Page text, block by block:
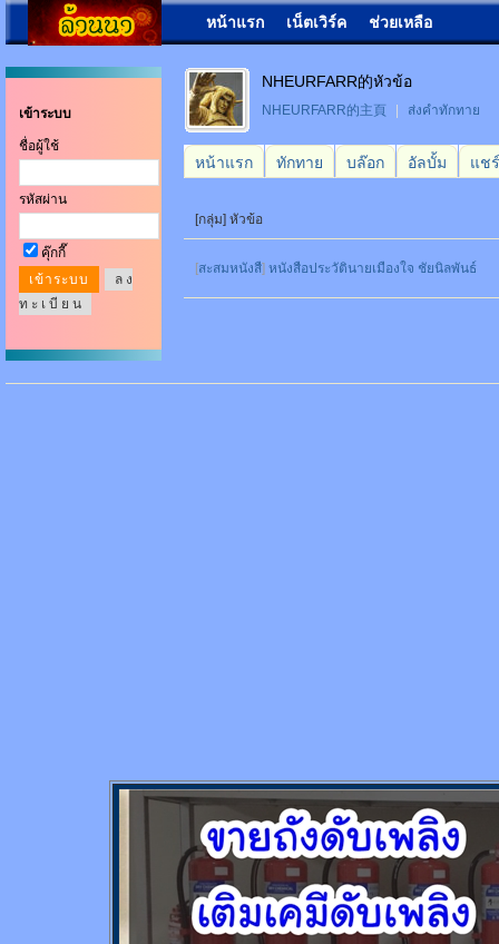
หน้าแรก เน็ตเวิร์ค ช่วยเหลือ
เข้าระบบ
ชื่อผู้ใช้
รหัสผ่าน
คุ๊กกี๊
ล ง
ท ะ เ บี ย น
NHEURFARR的หัวข้อ
NHEURFARR的主頁 ส่งคำทักทาย
หน้าแรก ทักทาย บล๊อก อัลบั้ม แชร์
[กลุ่ม] หัวข้อ
[สะสมหนังสื] หนังสือประวัตินายเมืองใจ ชัยนิลพันธ์